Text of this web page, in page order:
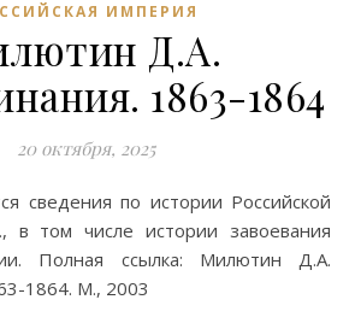
ИМПЕРИЯ
Д.А.
1863-1864
20 октября, 2025
в том числе истории завоевания
Полная ссылка: Милютин Д.А.
1864. М., 2003